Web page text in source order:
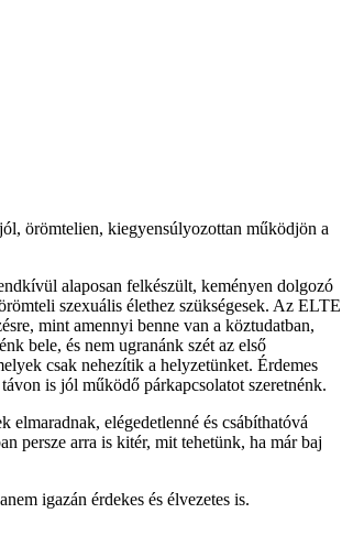
örömtelien, kiegyensúlyozottan működjön a
alaposan felkészült, keményen dolgozó
szexuális élethez szükségesek. Az ELTE
mint amennyi benne van a köztudatban,
bele, és nem ugranánk szét az első
csak nehezítik a helyzetünket. Érdemes
is jól működő párkapcsolatot szeretnénk.
elégedetlenné és csábíthatóvá
persze arra is kitér, mit tehetünk, ha már baj
igazán érdekes és élvezetes is.